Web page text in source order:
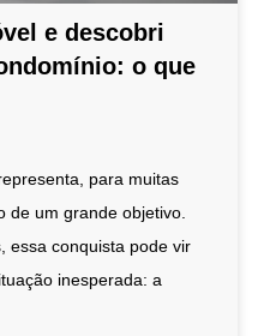
e descobri
o que
para muitas
de um grande objetivo.
essa conquista pode vir
inesperada: a